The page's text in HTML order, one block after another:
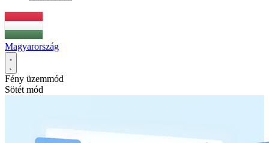
Magyarország
Fény üzemmód
Sötét mód